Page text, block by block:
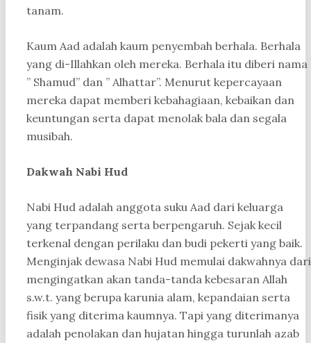
tanam.
Kaum Aad adalah kaum penyembah berhala. Berhala
yang di-Illahkan oleh mereka. Berhala itu diberi nama
” Shamud” dan ” Alhattar”. Menurut kepercayaan
mereka dapat memberi kebahagiaan, kebaikan dan
keuntungan serta dapat menolak bala dan segala
musibah.
Dakwah Nabi Hud
Nabi Hud adalah anggota suku Aad dari keluarga
yang terpandang serta berpengaruh. Sejak kecil
terkenal dengan perilaku dan budi pekerti yang baik.
Menginjak dewasa Nabi Hud memulai dakwahnya dari
mengingatkan akan tanda-tanda kebesaran Allah
s.w.t. yang berupa karunia alam, kepandaian serta
fisik yang diterima kaumnya. Tapi yang diterimanya
adalah penolakan dan hujatan hingga turunlah azab